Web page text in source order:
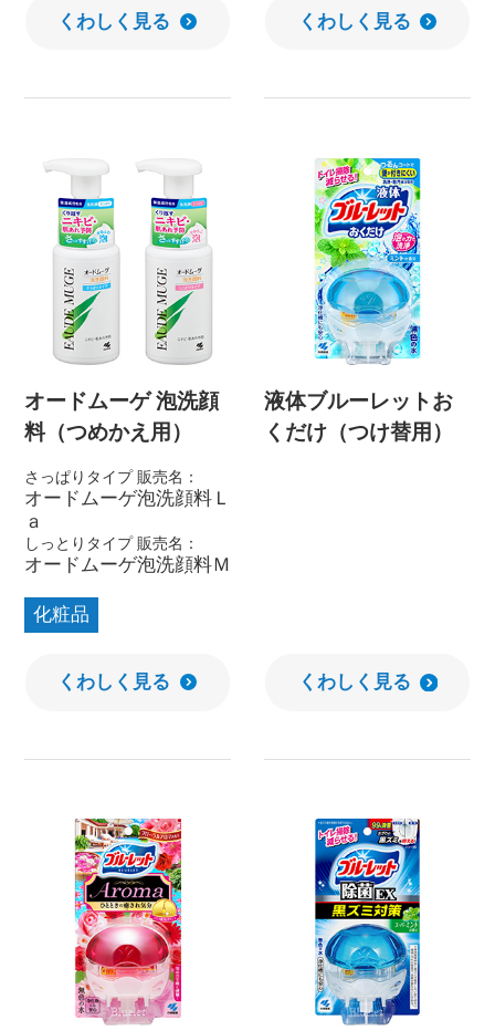
くわしく見る くわしく見る
オードムーゲ 泡洗顔
料（つめかえ用）
さっぱりタイプ 販売名：
オードムーゲ泡洗顔料Ｌ
ａ
しっとりタイプ 販売名：
オードムーゲ泡洗顔料Ｍ
化粧品
くわしく見る
液体ブルーレットお
くだけ（つけ替用）
くわしく見る